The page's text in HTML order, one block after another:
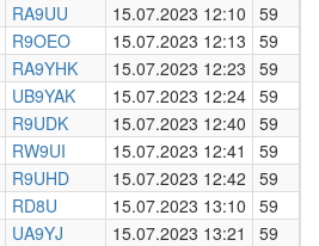
RA9UU 15.07.2023 12:10 59
R9OEO 15.07.2023 12:13 59
RA9YHK 15.07.2023 12:23 59
UB9YAK 15.07.2023 12:24 59
R9UDK 15.07.2023 12:40 59
RW9UI 15.07.2023 12:41 59
R9UHD 15.07.2023 12:42 59
RD8U 15.07.2023 13:10 59
UA9YJ 15.07.2023 13:21 59